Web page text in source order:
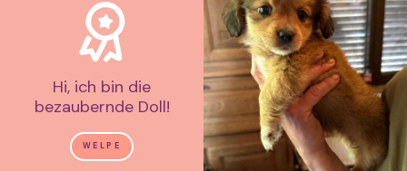
Hi, ich bin die
bezaubernde Doll!
WELPE